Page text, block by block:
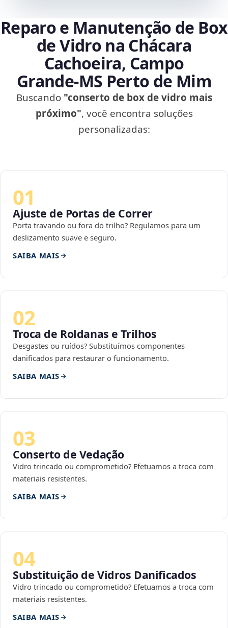
Reparo e Manutenção de Box
de Vidro na Chácara
Cachoeira, Campo
Grande‑MS Perto de Mim
Buscando "conserto de box de vidro mais
próximo", você encontra soluções
personalizadas:
01
Ajuste de Portas de Correr
Porta travando ou fora do trilho? Regulamos para um
deslizamento suave e seguro.
SAIBA MAIS
02
Troca de Roldanas e Trilhos
Desgastes ou ruídos? Substituímos componentes
danificados para restaurar o funcionamento.
SAIBA MAIS
03
Conserto de Vedação
Vidro trincado ou comprometido? Efetuamos a troca com
materiais resistentes.
SAIBA MAIS
04
Substituição de Vidros Danificados
Vidro trincado ou comprometido? Efetuamos a troca com
materiais resistentes.
SAIBA MAIS